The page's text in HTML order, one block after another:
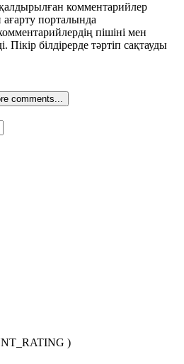
комментарийлер
порталында
пішіні мен
білдірерде тәртіп сақтауды
comments...
)